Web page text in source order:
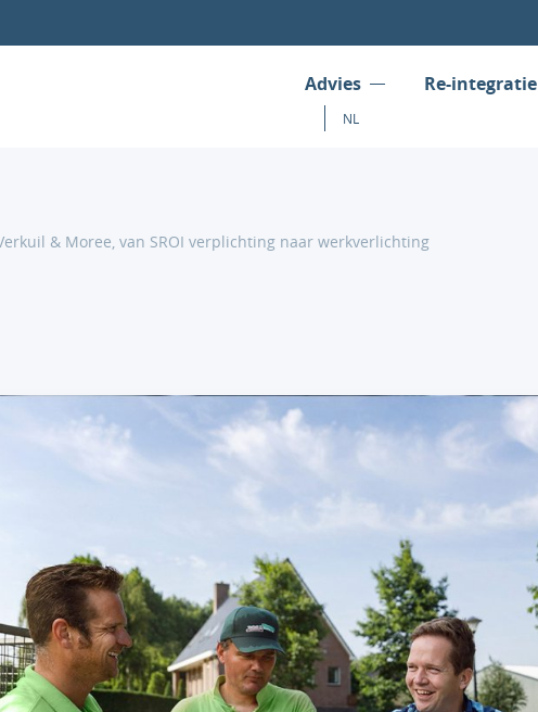
Advies Re-integratie
NL
& Moree, van SROI verplichting naar werkverlichting